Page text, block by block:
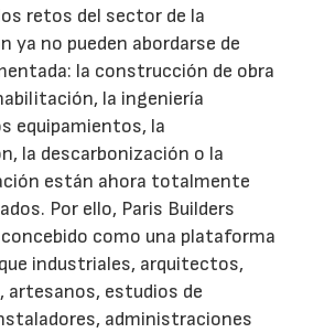
retos del sector de la
ya no pueden abordarse de
la construcción de obra
la ingeniería
equipamientos, la
la descarbonización o la
están ahora totalmente
Por ello, Paris Builders
como una plataforma
industriales, arquitectos,
artesanos, estudios de
administraciones